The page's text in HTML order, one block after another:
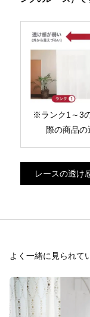
※ランク1～3
際の商品
レースの透け
よく一緒に見られて